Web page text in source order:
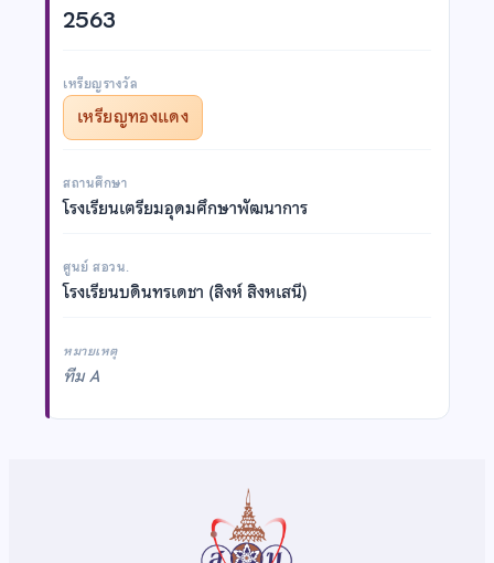
2563
เหรียญรางวัล
เหรียญทองแดง
สถานศึกษา
โรงเรียนเตรียมอุดมศึกษาพัฒนาการ
ศูนย์ สอวน.
โรงเรียนบดินทรเดชา (สิงห์ สิงหเสนี)
หมายเหตุ
ทีม A